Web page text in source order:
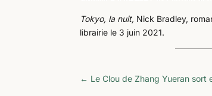
Tokyo, la nuit, Nick Bradley,
librairie le 3 juin 2021.
← Le Clou de Zhang Yueran sort